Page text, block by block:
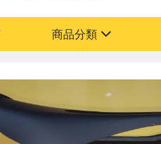
商品分類
術與礦石